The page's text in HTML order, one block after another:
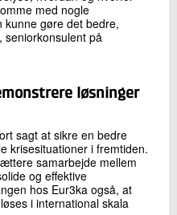
med nogle
kunne gøre det bedre,
på
løsninger
sagt at sikre en bedre
krisesituationer i fremtiden.
samarbejde mellem
og effektive
hos Eur3ka også, at
i international skala